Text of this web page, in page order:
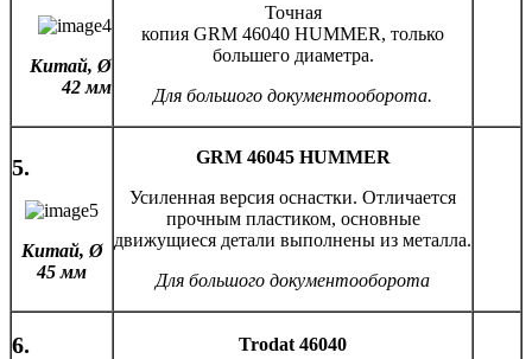
Китай, Ø
42 мм
Точная
копия GRM 46040 HUMMER, только
большего диаметра.
Для большого документооборота.
5.
Китай, Ø
45 мм
GRM 46045 HUMMER
Усиленная версия оснастки. Отличается
прочным пластиком, основные
движущиеся детали выполнены из металла.
Для большого документооборота
6.
Trodat 46040